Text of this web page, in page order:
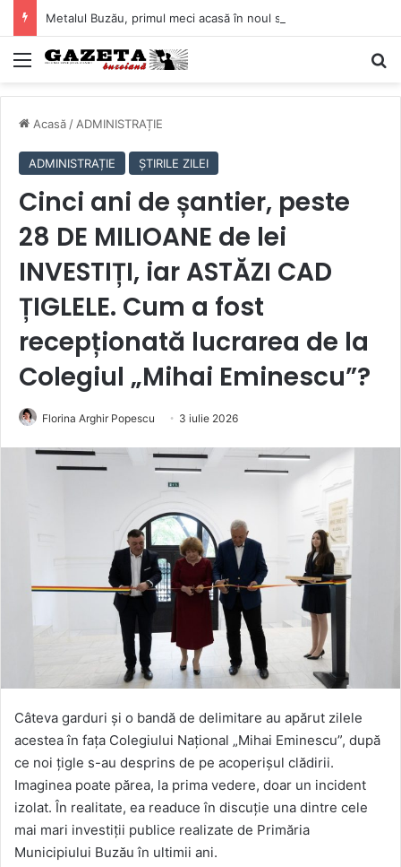
Mediu
Acasă / ADMINISTRAȚIE
ADMINISTRAȚIE ȘTIRILE ZILEI
Cinci ani de șantier, peste
28 DE MILIOANE de lei
INVESTIȚI, iar ASTĂZI CAD
ȚIGLELE. Cum a fost
recepționată lucrarea de la
Colegiul „Mihai Eminescu”?
Florina Arghir Popescu 3 iulie 2026
Câteva garduri și o bandă de delimitare au apărut zilele
acestea în fața Colegiului Național „Mihai Eminescu”, după
ce noi țigle s-au desprins de pe acoperișul clădirii.
Imaginea poate părea, la prima vedere, doar un incident
izolat. În realitate, ea readuce în discuție una dintre cele
mai mari investiții publice realizate de Primăria
Municipiului Buzău în ultimii ani.